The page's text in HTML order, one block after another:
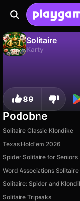
Solitaire
Karty
Zapisz
89
Podobne
Solitaire Classic Klondike
Texas Hold'em 2026
Spider Solitaire for Seniors
Word Associations Solitaire
Solitaire: Spider and
Solitaire Tripeaks